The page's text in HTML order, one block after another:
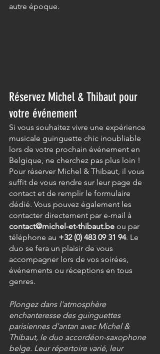
autre époque.
Réservez Michel & Thibaut pour
votre événement
Si vous souhaitez vivre une expérience
musicale guinguette chic inoubliable
lors de votre prochain événement en
Belgique, ne cherchez pas plus loin !
Pour réserver Michel & Thibaut, il vous
suffit de vous rendre sur leur page de
contact et de remplir le formulaire
dédié. Vous pouvez également les
contacter directement par e-mail à
contact@michel-et-thibaut.be ou par
téléphone au +32 (0) 483 09 31 94. Le
duo se fera un plaisir de vous
accompagner lors de vos soirées,
événements ou réceptions en tous
genres.
Plongez dans l'atmosphère
enchanteresse des guinguettes
parisiennes d'antan avec Michel &
Thibaut, le duo accordéon-saxophone
belge. Leur répertoire varié, leur